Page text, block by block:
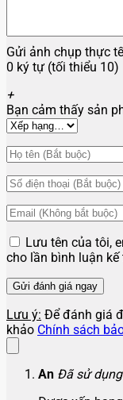
Gửi ảnh chụp thực tế
0 ký tự (tối thiểu 10)
+
Bạn cảm thấy sản
Lưu tên của tôi,
cho lần bình luận kế
Lưu ý: Để đánh giá
khảo Chính sách
An Đã sử